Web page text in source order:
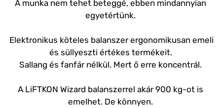
A munka nem tehet beteggé, ebben mindannyian
egyetértünk.
Elektronikus köteles balanszer ergonomikusan emeli
és süllyeszti értékes termékeit.
Sallang és fanfár nélkül. Mert ő erre koncentrál.
A LiFTKON Wizard balanszerrel akár 900 kg-ot is
emelhet. De könnyen.